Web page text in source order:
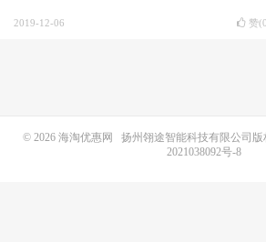
2019-12-06 赞(0
© 2026 海淘优惠网 扬州翎途智能科技有限公司版
2021038092号-8